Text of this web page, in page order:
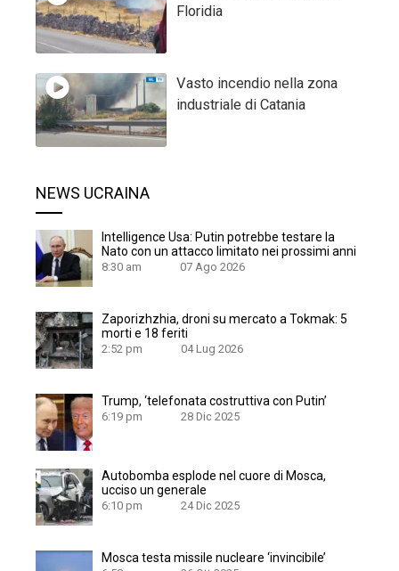
Floridia
Vasto incendio nella zona
industriale di Catania
NEWS UCRAINA
Intelligence Usa: Putin potrebbe testare la
Nato con un attacco limitato nei prossimi anni
8:30 am 07 Ago 2026
Zaporizhzhia, droni su mercato a Tokmak: 5
morti e 18 feriti
2:52 pm 04 Lug 2026
Trump, ‘telefonata costruttiva con Putin’
6:19 pm 28 Dic 2025
Autobomba esplode nel cuore di Mosca,
ucciso un generale
6:10 pm 24 Dic 2025
Mosca testa missile nucleare ‘invincibile’